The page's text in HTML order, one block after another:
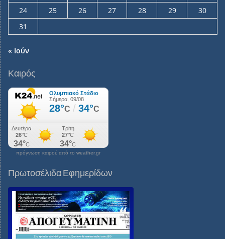
24
25 26 27 28 29
30
31
« Ιούν
Καιρός
πρόγνωση καιρού από το weather.gr
Πρωτοσέλιδα Εφημερίδων